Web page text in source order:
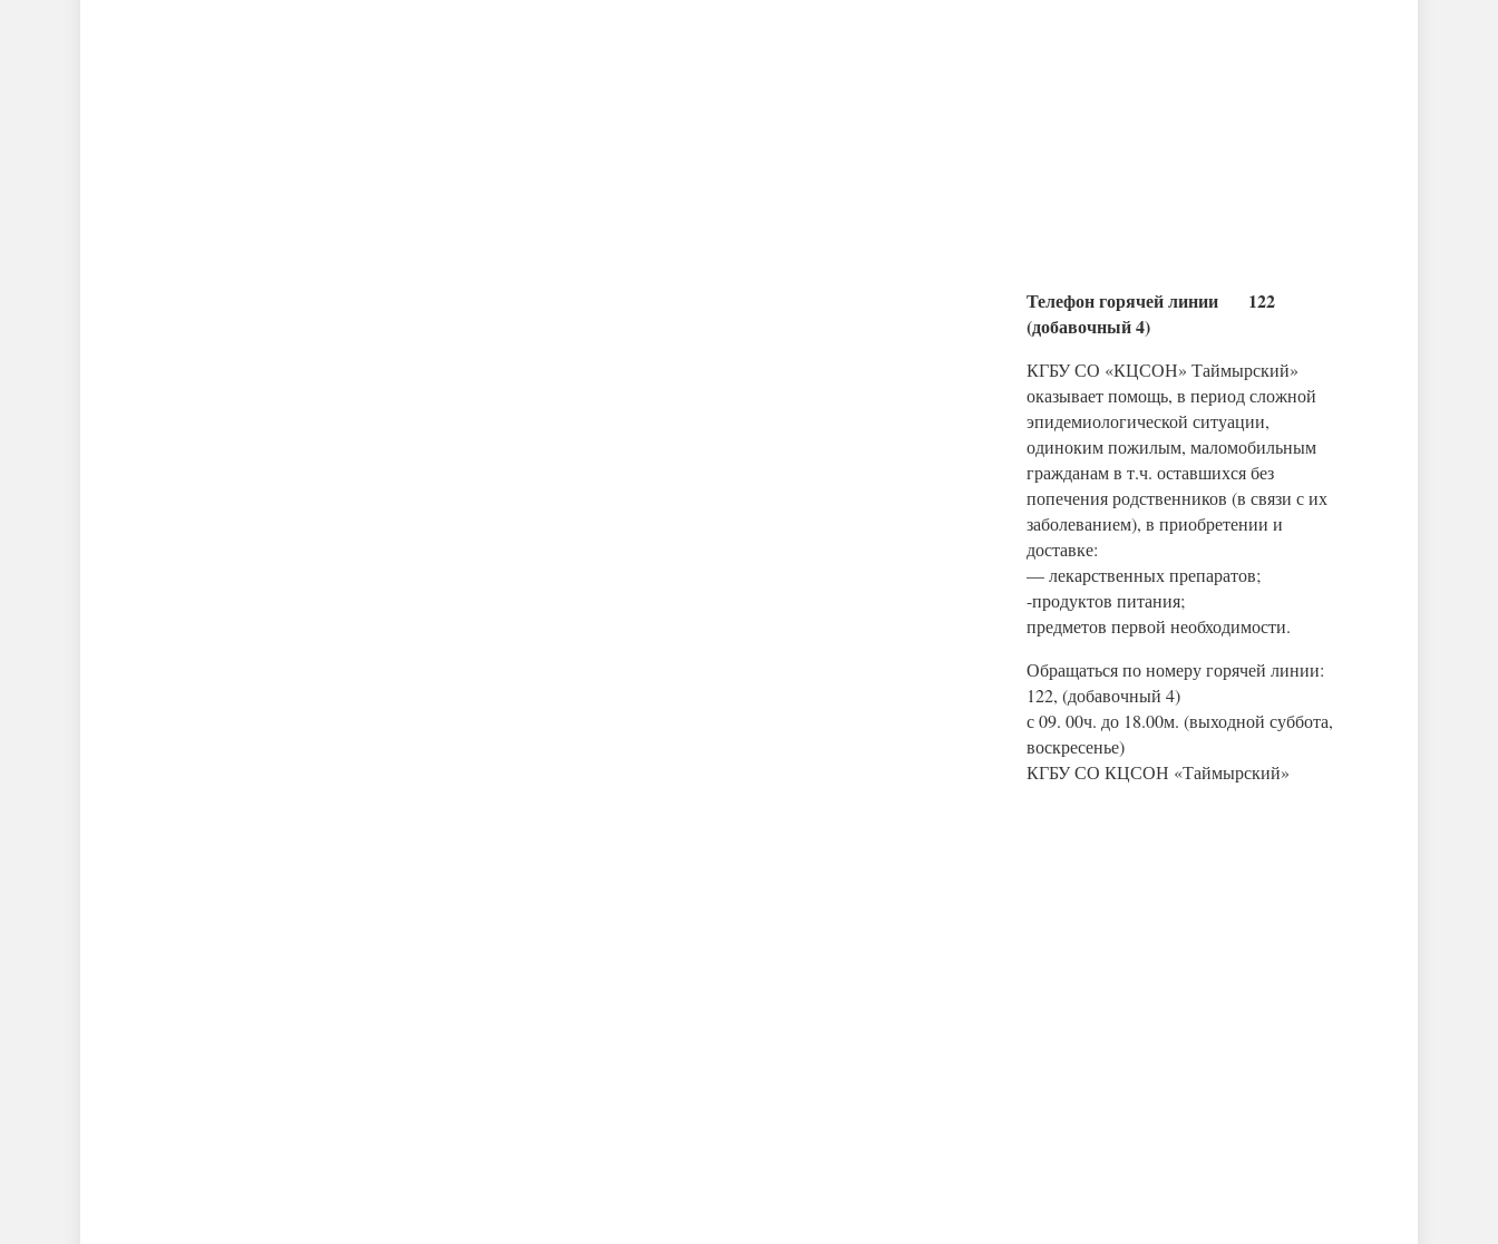
Телефон горячей линии 122
(добавочный 4)
КГБУ СО «КЦСОН» Таймырский»
оказывает помощь, в период сложной
эпидемиологической ситуации,
одиноким пожилым, маломобильным
гражданам в т.ч. оставшихся без
попечения родственников (в связи с их
заболеванием), в приобретении и
доставке:
— лекарственных препаратов;
-продуктов питания;
предметов первой необходимости.
Обращаться по номеру горячей линии:
122, (добавочный 4)
с 09. 00ч. до 18.00м. (выходной суббота,
воскресенье)
КГБУ СО КЦСОН «Таймырский»